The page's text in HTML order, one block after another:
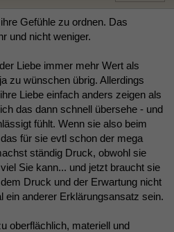
Gefühle zu ordnen. Das
und nicht weniger.
Liebe immer mehr Wert als
zu wünschen übrig. Allerdings
Liebe einfach anders zeigen als
das dann schnell übersehe - und
fühlt. Wenn sie also beim
für sie evtl schon der mega
ständig Druck, obwohl sie
Sie kann... und jetzt braucht sie
Druck und der Erwartung nicht
ein anderer Erklärungsansatz sein.
oberflächlich, materiell und